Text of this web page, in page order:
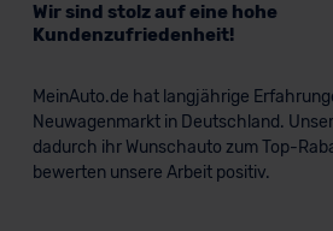
Wir sind stolz auf eine hohe
Kundenzufriedenheit!
MeinAuto.de hat langjährige
Neuwagenmarkt in Deutschland.
dadurch ihr Wunschauto zum Top-
bewerten unsere Arbeit positiv.